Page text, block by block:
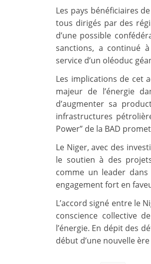
Les pays bénéficiaires
tous dirigés par des
d’une possible
sanctions, a continué
service d’un oléoduc
Les implications de cet
majeur de l’énergie
d’augmenter sa
infrastructures
Power” de la BAD
Le Niger, avec des
le soutien à des
comme un leader
engagement fort en
L’accord signé entre le
conscience collective
l’énergie. En dépit des
début d’une nouvelle